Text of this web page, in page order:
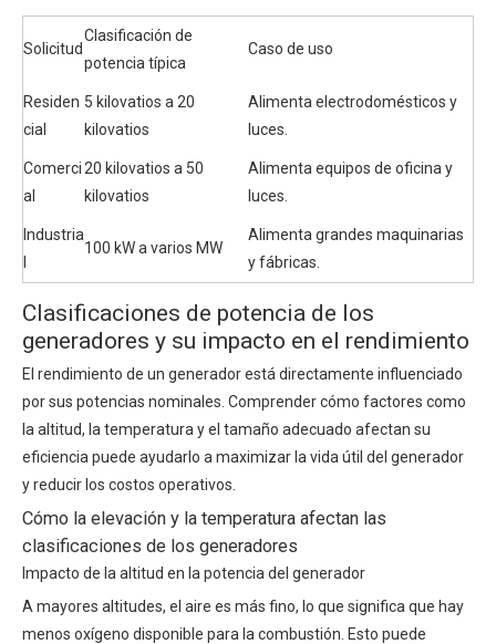
Solicitud
Clasificación de
potencia típica
Caso de uso
Residen
cial
5 kilovatios a 20
kilovatios
Alimenta electrodomésticos y
luces.
Comerci
al
20 kilovatios a 50
kilovatios
Alimenta equipos de oficina y
luces.
Industria
100 kW a varios MW
Alimenta grandes maquinarias
y fábricas.
Clasificaciones de potencia de los
generadores y su impacto en el rendimiento
El rendimiento de un generador está directamente influenciado
por sus potencias nominales. Comprender cómo factores como
la altitud, la temperatura y el tamaño adecuado afectan su
eficiencia puede ayudarlo a maximizar la vida útil del generador
y reducir los costos operativos.
Cómo la elevación y la temperatura afectan las
clasificaciones de los generadores
Impacto de la altitud en la potencia del generador
A mayores altitudes, el aire es más fino, lo que significa que hay
menos oxígeno disponible para la combustión. Esto puede